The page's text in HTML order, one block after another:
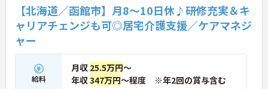
【北海道／函館市】月8～10日休♪研修充実＆キ
ャリアチェンジも可◎居宅介護支援／ケアマネジ
ャー
給料
月収 25.5万円～
年収347万円～程度 ※年2回の賞与含む